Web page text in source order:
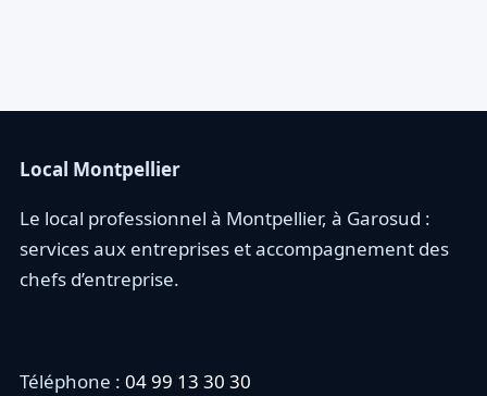
Local Montpellier
Le local professionnel à Montpellier, à Garosud :
services aux entreprises et accompagnement des
chefs d’entreprise.
Téléphone : 04 99 13 30 30